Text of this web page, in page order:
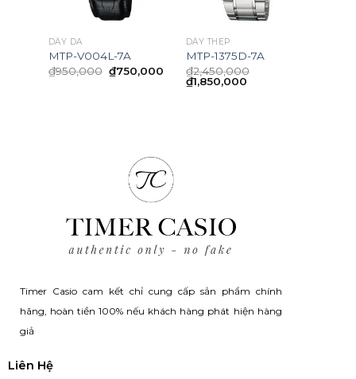
DÂY DA
MTP-V004L-7A
₫950,000 Original
price
₫750,000Current
price
DÂY THÉP
MTP-1375D-7A
₫2,450,000
Original
price
₫1,850,000Current
Timer Casio cam kết chỉ cung cấp sản phẩm chính
hãng, hoàn tiền 100% nếu khách hàng phát hiện hàng
giả
Liên Hệ